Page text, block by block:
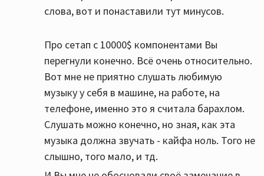
слова, вот и понаставили тут минусов.
Про сетап с 10000$ компонентами Вы
перегнули конечно. Всё очень относительно.
Вот мне не приятно слушать любимую
музыку у себя в машине, на работе, на
телефоне, именно это я считала барахлом.
Слушать можно конечно, но зная, как эта
музыка должна звучать - кайфа ноль. Того не
слышно, того мало, и тд.